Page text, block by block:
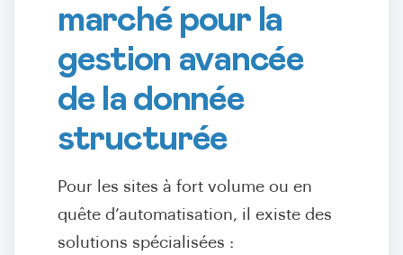
marché pour la
gestion avancée
de la donnée
structurée
Pour les sites à fort volume ou en
quête d’automatisation, il existe des
solutions spécialisées :